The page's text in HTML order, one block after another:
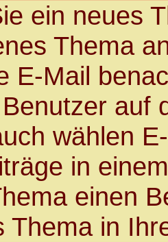
ein neues
Thema
E-Mail
auf
wählen
in
einen
Thema in